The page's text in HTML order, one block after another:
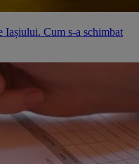
Cum s-a schimbat